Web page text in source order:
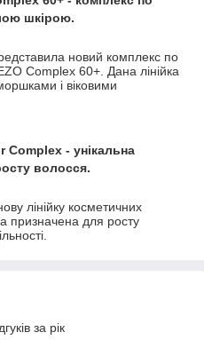
шкірою.
новий комплекс по
Complex 60+. Дана лінійка
і віковими
Complex - унікальна
волосся.
лінійку косметичних
призначена для росту
за рік